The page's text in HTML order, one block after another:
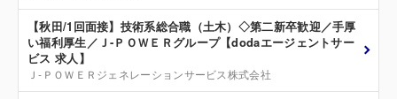
【秋田/1回面接】技術系総合職（土木）◇第二新卒歓迎／手厚
い福利厚生／Ｊ‐ＰＯＷＥＲグループ【dodaエージェントサー
ビス 求人】
Ｊ‐ＰＯＷＥＲジェネレーションサービス株式会社